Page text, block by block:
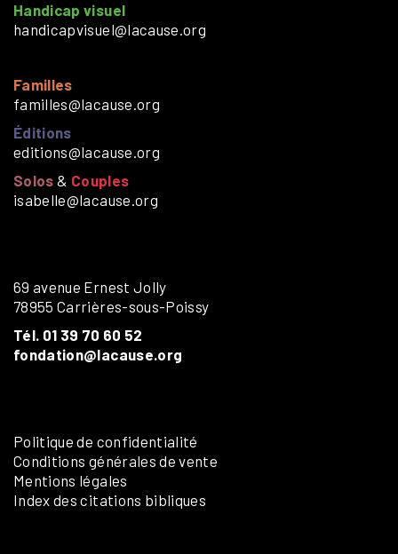
Handicap visuel
handicapvisuel@lacause.org
Familles
familles@lacause.org
Éditions
editions@lacause.org
Solos & Couples
isabelle@lacause.org
69 avenue Ernest Jolly
78955 Carrières-sous-Poissy
Tél. 01 39 70 60 52
fondation@lacause.org
Politique de confidentialité
Conditions générales de vente
Mentions légales
Index des citations bibliques